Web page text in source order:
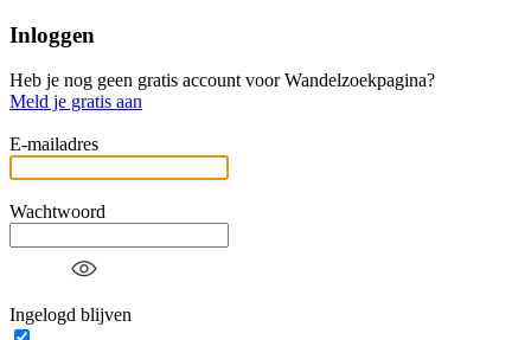
Inloggen
Heb je nog geen gratis account voor Wandelzoekpagina?
Meld je gratis aan
E-mailadres
Wachtwoord
Ingelogd blijven